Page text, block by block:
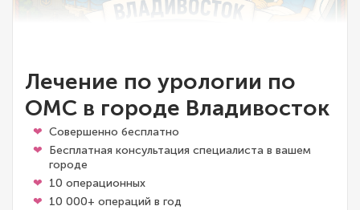
Лечение по урологии по
ОМС в городе Владивосток
Совершенно бесплатно
Бесплатная консультация специалиста в вашем
городе
10 операционных
10 000+ операций в год